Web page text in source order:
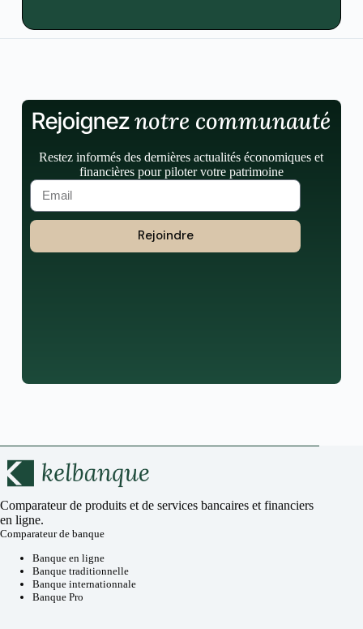
Rejoigneznotre communauté
Restez informés des dernières actualités économiques et
financières pour piloter votre patrimoine
Rejoindre
Comparateur de produits et de services bancaires et financiers
en ligne.
Comparateur de banque
Banque en ligne
Banque traditionnelle
Banque internationnale
Banque Pro